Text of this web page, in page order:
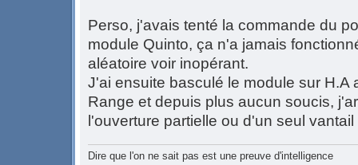
Perso, j'avais tenté la commande du
module Quinto, ça n'a jamais
aléatoire voir inopérant.
J'ai ensuite basculé le module sur H.A
Range et depuis plus aucun soucis,
l'ouverture partielle ou d'un seul vantail
Dire que l'on ne sait pas est une preuve d'intelligence